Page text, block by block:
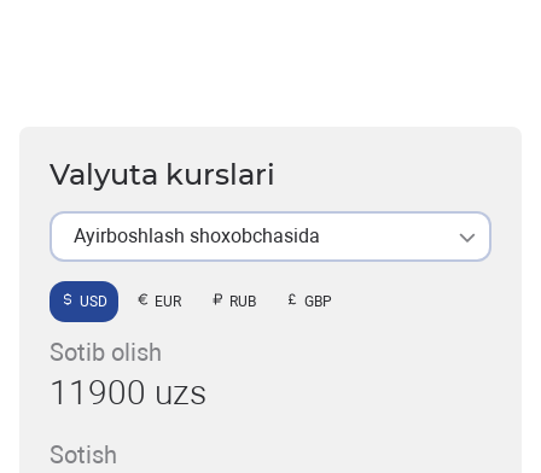
Valyuta kurslari
Ayirboshlash shoxobchasida
USD EUR RUB GBP
Sotib olish
11900 uzs
Sotish